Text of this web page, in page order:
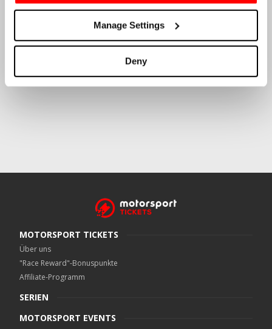
Manage Settings
Deny
Liquidation zur Verfügung stellen, einschließlich Unterlagen
darüber, wie Sie eine Forderung gegen das Unternehmen geltend
machen können.
kann kontaktiert werden unter
motorsport.tickets@crowe.co.uk
MOTORSPORT TICKETS
Über uns
"Race Reward"-Bonuspunkte
Affiliate-Programm
SERIEN
MOTORSPORT EVENTS